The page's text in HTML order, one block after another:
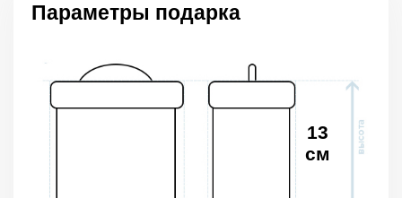
Параметры подарка
13
см